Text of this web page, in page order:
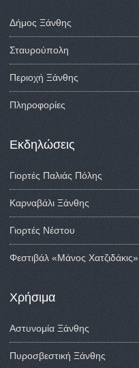
Δήμος Ξάνθης
Σταυρούπολη
Περιοχή Ξάνθης
Πληροφορίες
Εκδηλώσεις
Γιορτές Παλιάς Πόλης
Καρναβάλι Ξάνθης
Γιορτές Νέστου
Φεστιβάλ «Μάνος Χατζιδάκις»
Χρήσιμα
Αστυνομία Ξάνθης
Πυροσβεστική Ξάνθης